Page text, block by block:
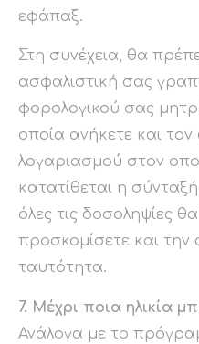
εφάπαξ.
Στη συνέχεια, θα
ασφαλιστική σας
φορολογικού σας
οποία ανήκετε και
λογαριασμού στον
κατατίθεται η
όλες τις δοσοληψίες
προσκομίσετε και την
ταυτότητα.
7. Μέχρι ποια ηλικία
Ανάλογα με το